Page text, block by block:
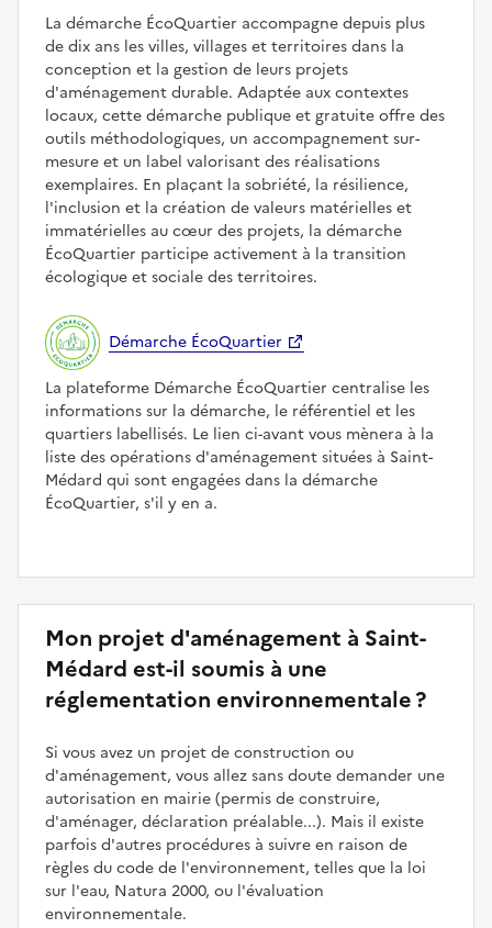
La démarche ÉcoQuartier accompagne depuis plus
de dix ans les villes, villages et territoires dans la
conception et la gestion de leurs projets
d'aménagement durable. Adaptée aux contextes
locaux, cette démarche publique et gratuite offre des
outils méthodologiques, un accompagnement sur-
mesure et un label valorisant des réalisations
exemplaires. En plaçant la sobriété, la résilience,
l'inclusion et la création de valeurs matérielles et
immatérielles au cœur des projets, la démarche
ÉcoQuartier participe activement à la transition
écologique et sociale des territoires.
Démarche ÉcoQuartier
La plateforme Démarche ÉcoQuartier centralise les
informations sur la démarche, le référentiel et les
quartiers labellisés. Le lien ci-avant vous mènera à la
liste des opérations d'aménagement situées à Saint-
Médard qui sont engagées dans la démarche
ÉcoQuartier, s'il y en a.
Mon projet d'aménagement à Saint-
Médard est-il soumis à une
réglementation environnementale ?
Si vous avez un projet de construction ou
d'aménagement, vous allez sans doute demander une
autorisation en mairie (permis de construire,
d'aménager, déclaration préalable...). Mais il existe
parfois d'autres procédures à suivre en raison de
règles du code de l'environnement, telles que la loi
sur l'eau, Natura 2000, ou l'évaluation
environnementale.